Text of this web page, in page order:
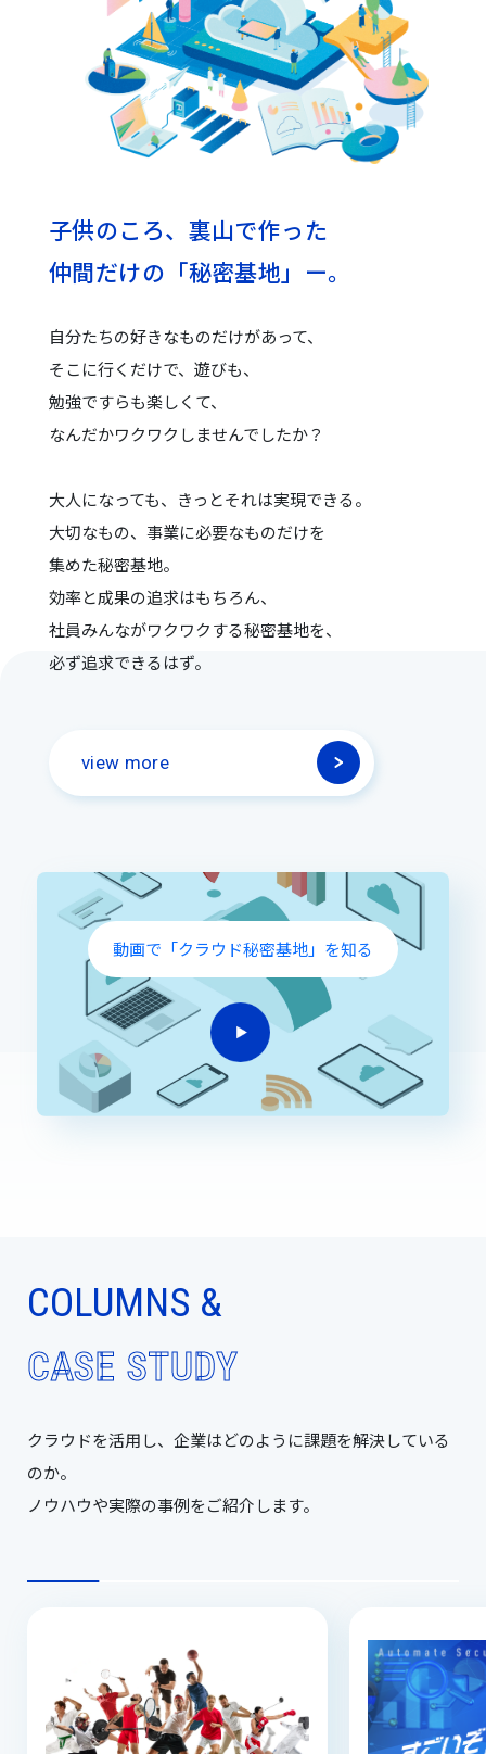
子供のころ、裏山で作った
仲間だけの「秘密基地」ー。
自分たちの好きなものだけがあって、
そこに行くだけで、遊びも、
勉強ですらも楽しくて、
なんだかワクワクしませんでしたか？
大人になっても、きっとそれは実現できる。
大切なもの、事業に必要なものだけを
集めた秘密基地。
効率と成果の追求はもちろん、
社員みんながワクワクする秘密基地を、
必ず追求できるはず。
view more
動画で「クラウド秘密基地」を知る
COLUMNS &
CASE STUDY
クラウドを活用し、企業はどのように課題を解決している
のか。
ノウハウや実際の事例をご紹介します。